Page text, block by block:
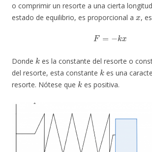
o comprimir un resorte a una cierta
estado de equilibrio, es proporcional a
x
,
(2)F= kx
Donde
k
es la constante del resorte o
del resorte, esta constante
k
es una
resorte. Nótese que
k
es positiva.